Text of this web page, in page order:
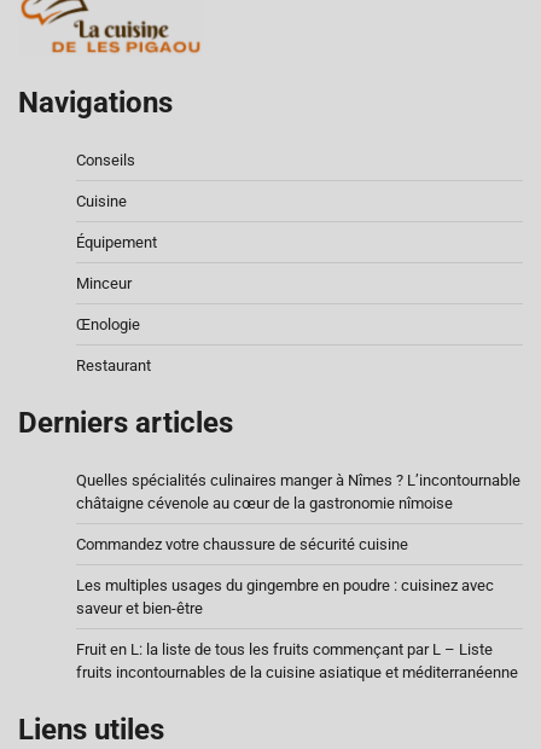
Navigations
Conseils
Cuisine
Équipement
Minceur
Œnologie
Restaurant
Derniers articles
Quelles spécialités culinaires manger à Nîmes ? L’incontournable
châtaigne cévenole au cœur de la gastronomie nîmoise
Commandez votre chaussure de sécurité cuisine
Les multiples usages du gingembre en poudre : cuisinez avec
saveur et bien-être
Fruit en L: la liste de tous les fruits commençant par L – Liste
fruits incontournables de la cuisine asiatique et méditerranéenne
Liens utiles